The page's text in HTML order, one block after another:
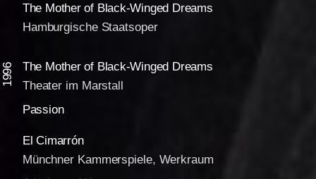
The Mother of Black-Winged Dreams
Hamburgische Staatsoper
1996
The Mother of Black-Winged Dreams
Theater im Marstall
Passion
El Cimarrón
Münchner Kammerspiele, Werkraum